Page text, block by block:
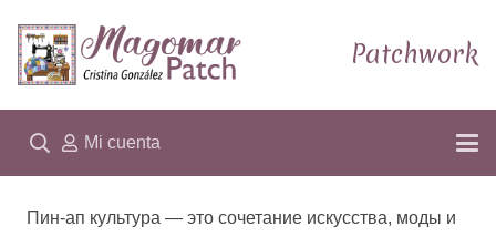
Patchwork
Mi cuenta
Пин-ап культура — это сочетание искусства, моды и